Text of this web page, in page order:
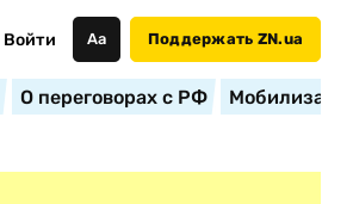
Войти Аа Поддержать ZN.ua
О переговорах с РФ